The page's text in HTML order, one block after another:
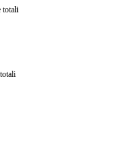
totali